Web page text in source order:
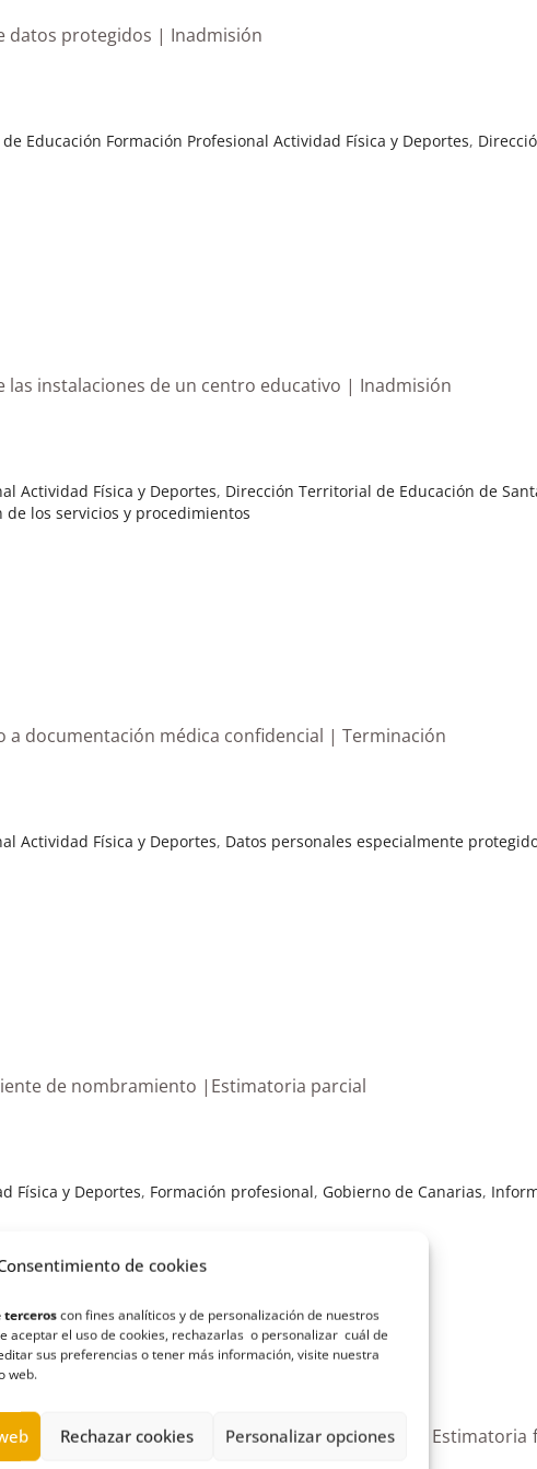
de cookies
terceroscon fines analíticos y de personalización de nuestros
aceptar el uso de cookies, rechazarlas o personalizar cuál de
sus preferencias o tener más información, visite nuestra
web.
Rechazar cookies Personalizar opciones
datos protegidos | Inadmisión
Educación Formación Profesional Actividad Física y Deportes,
instalaciones de un centro educativo | Inadmisión
Actividad Física y Deportes, Dirección Territorial de Educación de
de los servicios y procedimientos
a documentación médica confidencial | Terminación
Actividad Física y Deportes, Datos personales especialmente
de nombramiento |Estimatoria parcial
Física y Deportes, Formación profesional, Gobierno de Canarias,
de la lista de personal de atención sociosanitaria|